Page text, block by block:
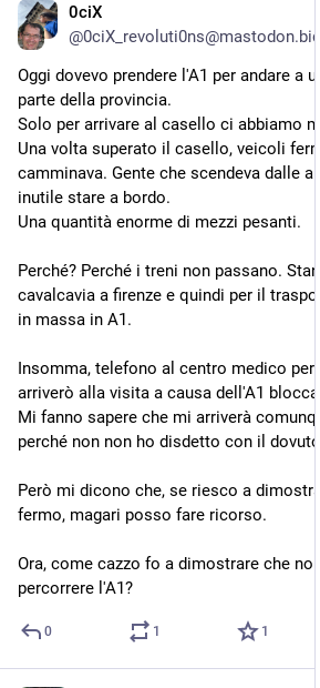
0ciX
@
Oggi dovevo prendere l'A1 per andare a
parte della provincia.
Solo per arrivare al casello ci abbiamo
Una volta superato il casello, veicoli
camminava. Gente che scendeva dalle
inutile stare a bordo.
Una quantità enorme di mezzi pesanti.
Perché? Perché i treni non passano.
cavalcavia a firenze e quindi per il
in massa in A1.
Insomma, telefono al centro medico per
arriverò alla visita a causa dell'A1
Mi fanno sapere che mi arriverà
perché non non ho disdetto con il dovuto
Però mi dicono che, se riesco a
fermo, magari posso fare ricorso.
Ora, come cazzo fo a dimostrare che
percorrere l'A1?
0 1 1